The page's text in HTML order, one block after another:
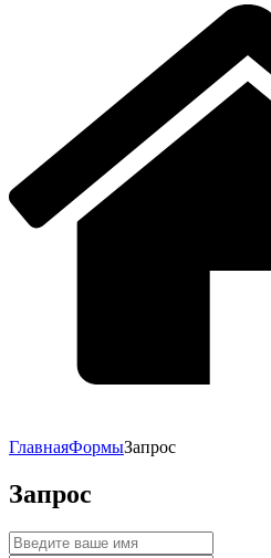
ГлавнаяФормыЗапрос
Запрос